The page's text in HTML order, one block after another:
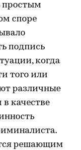
простым
споре
подпись
когда
того или
различные
качестве
решающим